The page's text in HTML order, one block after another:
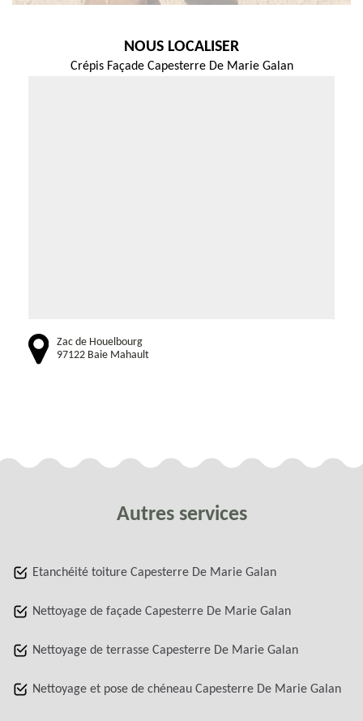
NOUS LOCALISER
Crépis Façade Capesterre De Marie Galan
Zac de Houelbourg
97122 Baie Mahault
Autres services
Etanchéité toiture Capesterre De Marie Galan
Nettoyage de façade Capesterre De Marie Galan
Nettoyage de terrasse Capesterre De Marie Galan
Nettoyage et pose de chéneau Capesterre De Marie Galan